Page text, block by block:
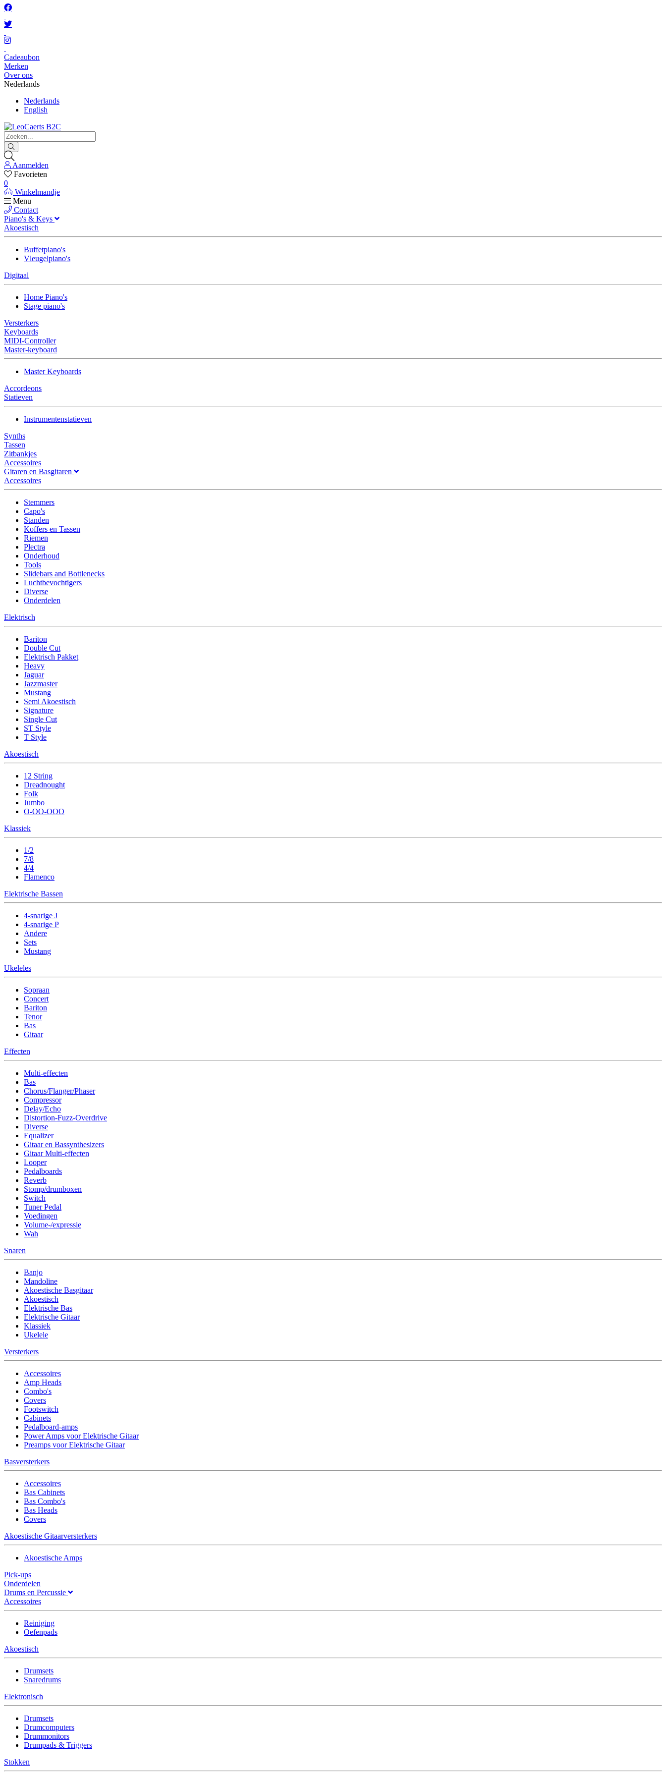
Cadeaubon
Merken
Over ons
Nederlands
Nederlands
English
Aanmelden
Favorieten
0
Winkelmandje
Menu
Contact
Piano's & Keys
Akoestisch
Buffetpiano's
Vleugelpiano's
Digitaal
Home Piano's
Stage piano's
Versterkers
Keyboards
MIDI-Controller
Master-keyboard
Master Keyboards
Accordeons
Statieven
Instrumentenstatieven
Synths
Tassen
Zitbankjes
Accessoires
Gitaren en Basgitaren
Accessoires
Stemmers
Capo's
Standen
Koffers en Tassen
Riemen
Plectra
Onderhoud
Tools
Slidebars and Bottlenecks
Luchtbevochtigers
Diverse
Onderdelen
Elektrisch
Bariton
Double Cut
Elektrisch Pakket
Heavy
Jaguar
Jazzmaster
Mustang
Semi Akoestisch
Signature
Single Cut
ST Style
T Style
Akoestisch
12 String
Dreadnought
Folk
Jumbo
O-OO-OOO
Klassiek
1/2
7/8
4/4
Flamenco
Elektrische Bassen
4-snarige J
4-snarige P
Andere
Sets
Mustang
Ukeleles
Sopraan
Concert
Bariton
Tenor
Bas
Gitaar
Effecten
Multi-effecten
Bas
Chorus/Flanger/Phaser
Compressor
Delay/Echo
Distortion-Fuzz-Overdrive
Diverse
Equalizer
Gitaar en Bassynthesizers
Gitaar Multi-effecten
Looper
Pedalboards
Reverb
Stomp/drumboxen
Switch
Tuner Pedal
Voedingen
Volume-/expressie
Wah
Snaren
Banjo
Mandoline
Akoestische Basgitaar
Akoestisch
Elektrische Bas
Elektrische Gitaar
Klassiek
Ukelele
Versterkers
Accessoires
Amp Heads
Combo's
Covers
Footswitch
Cabinets
Pedalboard-amps
Power Amps voor Elektrische Gitaar
Preamps voor Elektrische Gitaar
Basversterkers
Accessoires
Bas Cabinets
Bas Combo's
Bas Heads
Covers
Akoestische Gitaarversterkers
Akoestische Amps
Pick-ups
Onderdelen
Drums en Percussie
Accessoires
Reiniging
Oefenpads
Akoestisch
Drumsets
Snaredrums
Elektronisch
Drumsets
Drumcomputers
Drummonitors
Drumpads & Triggers
Stokken